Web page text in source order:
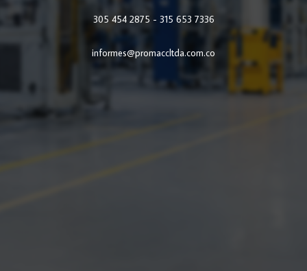
305 454 2875 - 315 653 7336
informes@promaccltda.com.co